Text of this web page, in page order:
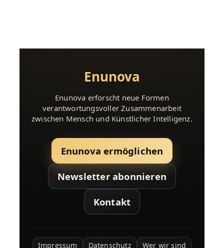
Enunova
Enunova erforscht neue Formen
verantwortungsvoller Zusammenarbeit
zwischen Mensch und Künstlicher Intelligenz.
Enunova ermöglichen
Newsletter abonnieren
Kontakt
Impressum Datenschutz Wer wir sind